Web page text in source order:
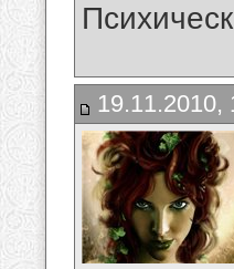
19.11.2010,